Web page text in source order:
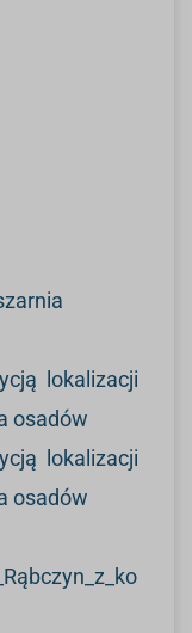
lokalizacji
osadów
lokalizacji
osadów